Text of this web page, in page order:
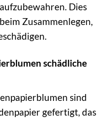
Dies
Zusammenlegen,
schädliche
sind
gefertigt, das